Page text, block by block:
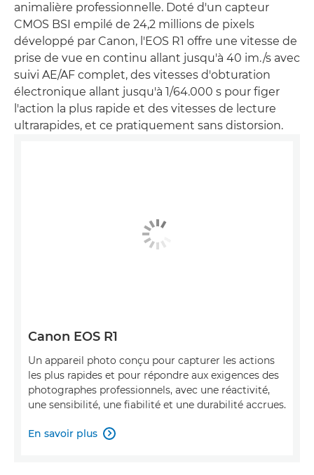
animalière professionnelle. Doté d'un capteur
CMOS BSI empilé de 24,2 millions de pixels
développé par Canon, l'EOS R1 offre une vitesse de
prise de vue en continu allant jusqu'à 40 im./s avec
suivi AE/AF complet, des vitesses d'obturation
électronique allant jusqu'à 1/64.000 s pour figer
l'action la plus rapide et des vitesses de lecture
ultrarapides, et ce pratiquement sans distorsion.
Canon EOS R1
Un appareil photo conçu pour capturer les actions
les plus rapides et pour répondre aux exigences des
photographes professionnels, avec une réactivité,
une sensibilité, une fiabilité et une durabilité accrues.
En savoir plus 